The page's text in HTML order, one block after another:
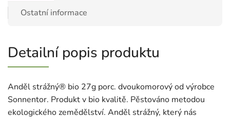
Ostatní informace
Detailní popis produktu
Anděl strážný® bio 27g porc. dvoukomorový od výrobce
Sonnentor. Produkt v bio kvalitě. Pěstováno metodou
ekologického zemědělství. Anděl strážný, který nás